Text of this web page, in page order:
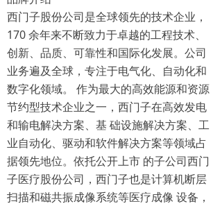
西门子股份公司是全球领先的技术企业，
170 余年来不断致力于卓越的工程技术、
创新、品质、可靠性和国际化发展。公司
业务遍及全球，专注于电气化、自动化和
数字化领域。 作为最大的高效能源和资源
节约型技术企业之一，西门子在高效发电
和输电解决方案、基 础设施解决方案、工
业自动化、驱动和软件解决方案等领域占
据领先地位。依托公开上市 的子公司西门
子医疗股份公司，西门子也是计算机断层
扫描和磁共振成像系统等医疗成像 设备，